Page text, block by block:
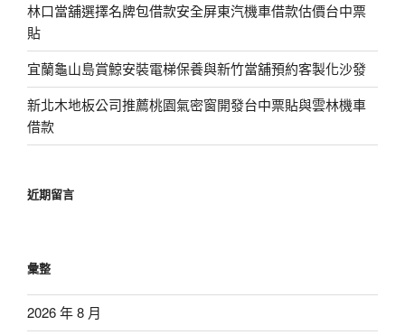
林口當舖選擇名牌包借款安全屏東汽機車借款估價台中票
貼
宜蘭龜山島賞鯨安裝電梯保養與新竹當舖預約客製化沙發
新北木地板公司推薦桃園氣密窗開發台中票貼與雲林機車
借款
近期留言
彙整
2026 年 8 月